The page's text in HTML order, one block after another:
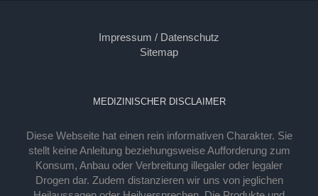
Impressum / Datenschutz
Sitemap
MEDIZINISCHER DISCLAIMER
Diese Webseite hat einen rein informativen Charakter. Sie
stellt keine Anleitung beziehungsweise Aufforderung zum
Konsum, Anbau oder Verbreitung illegaler oder legaler
Drogen dar. Zudem distanzieren wir uns von jeglichen